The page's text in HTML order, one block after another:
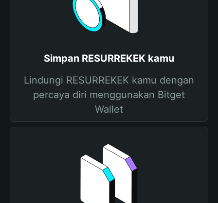
Simpan RESURREKEK kamu
Lindungi RESURREKEK kamu dengan
percaya diri menggunakan Bitget
Wallet